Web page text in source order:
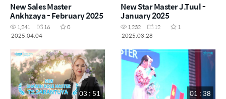
New Sales Master
Ankhzaya - February 2025
1,241 16
0
2025.04.04
New Star Master J.Tuul -
January 2025
1,232 12
1
2025.03.28
03 : 51 01 : 38